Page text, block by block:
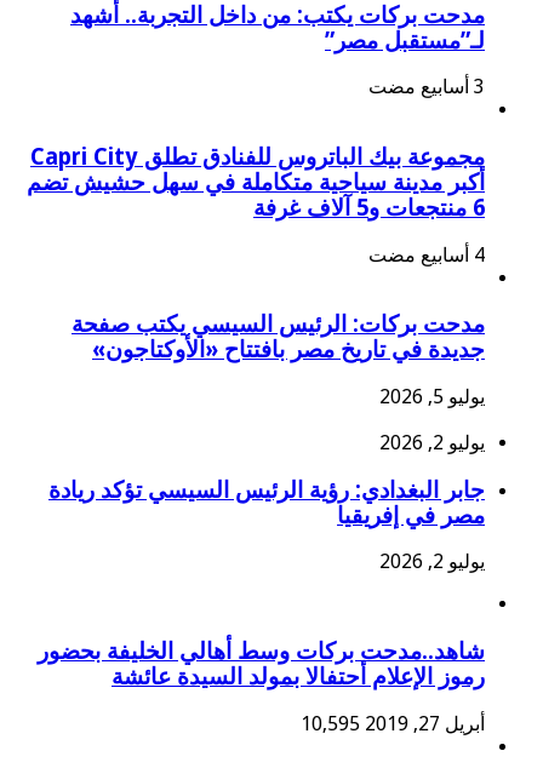
مدحت بركات يكتب: من داخل التجربة.. أشهد
لـ”مستقبل مصر”
مجموعة بيك الباتروس للفنادق تطلق Capri City
أكبر مدينة سياحية متكاملة في سهل حشيش تضم
6 منتجعات و5 آلاف غرفة
مدحت بركات: الرئيس السيسي يكتب صفحة
جديدة في تاريخ مصر بافتتاح «الأوكتاجون»
يوليو 5, 2026
يوليو 2, 2026
جابر البغدادي: رؤية الرئيس السيسي تؤكد ريادة
مصر في إفريقيا
يوليو 2, 2026
شاهد..مدحت بركات وسط أهالي الخليفة بحضور
رموز الإعلام أحتفالا بمولد السيدة عائشة
أبريل 27, 2019 10,595